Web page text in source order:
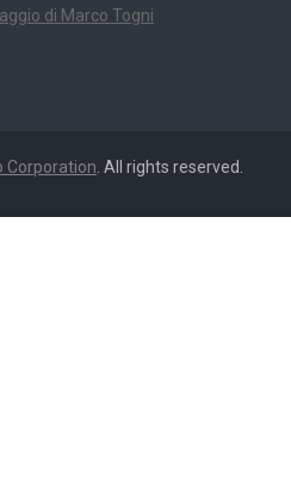
di Marco Togni
Corporation. All rights reserved.